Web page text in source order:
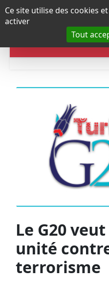
Panneau de gestion des
Ce site utilise des cookies
activer
Tout
Le G20
unité
terrorisme